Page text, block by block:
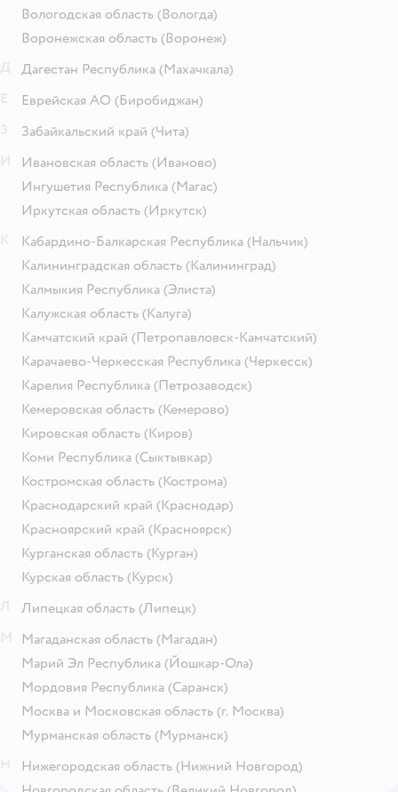
Вологодская область (Вологда)
Воронежская область (Воронеж)
Дагестан Республика (Махачкала)
Еврейская АО (Биробиджан)
Забайкальский край (Чита)
Ивановская область (Иваново)
Ингушетия Республика (Магас)
Иркутская область (Иркутск)
Кабардино-Балкарская Республика (Нальчик)
Калининградская область (Калининград)
Калмыкия Республика (Элиста)
Калужская область (Калуга)
Камчатский край (Петропавловск-Камчатский)
Карачаево-Черкесская Республика (Черкесск)
Карелия Республика (Петрозаводск)
Кемеровская область (Кемерово)
Кировская область (Киров)
Коми Республика (Сыктывкар)
Костромская область (Кострома)
Краснодарский край (Краснодар)
Красноярский край (Красноярск)
Курганская область (Курган)
Курская область (Курск)
Липецкая область (Липецк)
Магаданская область (Магадан)
Марий Эл Республика (Йошкар-Ола)
Мордовия Республика (Саранск)
Москва и Московская область (г. Москва)
Мурманская область (Мурманск)
Нижегородская область (Нижний Новгород)